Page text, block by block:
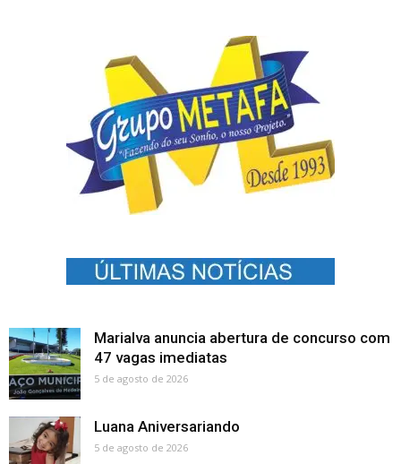
Marialva anuncia abertura de concurso com
47 vagas imediatas
5 de agosto de 2026
Luana Aniversariando
5 de agosto de 2026